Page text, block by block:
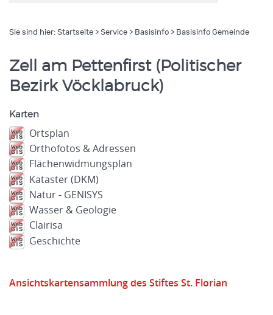
Sie sind hier: Startseite > Service > Basisinfo > Basisinfo Gemeinde
Zell am Pettenfirst (Politischer
Bezirk Vöcklabruck)
Karten
Ortsplan
Orthofotos & Adressen
Flächenwidmungsplan
Kataster (DKM)
Natur - GENISYS
Wasser & Geologie
Clairisa
Geschichte
Ansichtskartensammlung des Stiftes St. Florian